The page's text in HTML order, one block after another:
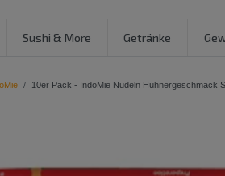
Sushi & More Getränke
10er Pack - IndoMie Nudeln Hühnergeschmack